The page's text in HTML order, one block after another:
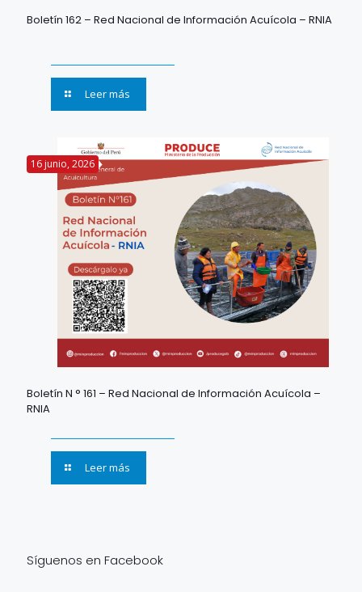
Boletín 162 – Red Nacional de Información Acuícola – RNIA
Leer más
16 junio, 2026
Boletín N ° 161 – Red Nacional de Información Acuícola –
RNIA
Leer más
Síguenos en Facebook